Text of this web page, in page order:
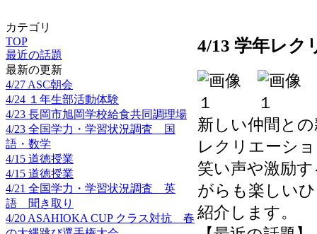
カテゴリ
TOP
最近の話題
最新の更新
4/27 ASC朝会
4/24 １年生部活動体験
4/23 長岡市旭岡学校給食共同調理場
4/23 全国学力・学習状況調査 国
語・数学
4/15 道徳授業
4/15 道徳授業
4/21 全国学力・学習状況調査 英
語 聞き取り
4/20 ASAHIOKA CUP クラス対抗 春
4/13 学年レク
新しい仲間と
レクリエーシ
笑い声や激励
がらも楽しい
紹介します。